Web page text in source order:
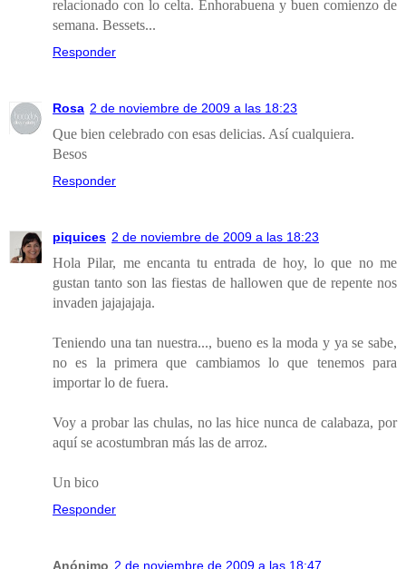
relacionado con lo celta. Enhorabuena y buen comienzo de
semana. Bessets...
Responder
Rosa 2 de noviembre de 2009 a las 18:23
Que bien celebrado con esas delicias. Así cualquiera.
Besos
Responder
piquices 2 de noviembre de 2009 a las 18:23
Hola Pilar, me encanta tu entrada de hoy, lo que no me
gustan tanto son las fiestas de hallowen que de repente nos
invaden jajajajaja.
Teniendo una tan nuestra..., bueno es la moda y ya se sabe,
no es la primera que cambiamos lo que tenemos para
importar lo de fuera.
Voy a probar las chulas, no las hice nunca de calabaza, por
aquí se acostumbran más las de arroz.
Un bico
Responder
Anónimo 2 de noviembre de 2009 a las 18:47